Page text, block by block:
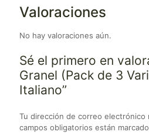
Valoraciones
No hay valoraciones aún.
Sé el primero en
Granel (Pack de 3
Italiano”
Tu dirección de correo electrónico
campos obligatorios están